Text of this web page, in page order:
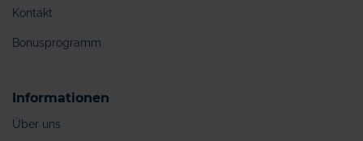
Kontakt
Bonusprogramm
Informationen
Über uns